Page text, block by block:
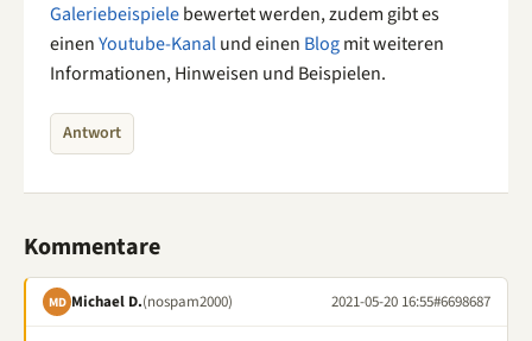
Galeriebeispielebewertet werden, zudem gibt es
einenYoutube-Kanalund einen Blogmit weiteren
Informationen, Hinweisen und Beispielen.
Antwort
Kommentare
MD Michael D.(nospam2000) 2021-05-20 16:55#6698687